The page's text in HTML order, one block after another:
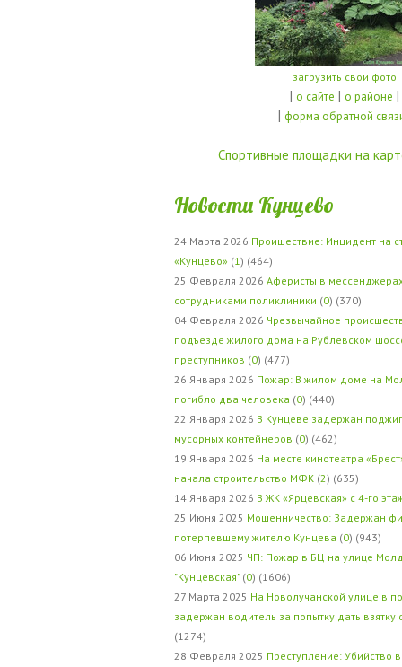
загрузить свои фото
| о сайте | о районе |
| форма обратной
Спортивные площадки на
Новости Кунцево
24 Марта 2026 Проишествие: Инцидент на
«Кунцево» (1 ) (464)
25 Февраля 2026 Аферисты в
сотрудниками поликлиники (0) (370)
04 Февраля 2026 Чрезвычайное
подъезде жилого дома на Рублевском
преступников (0) (477)
26 Января 2026 Пожар: В жилом доме на
погибло два человека (0) (440)
22 Января 2026 В Кунцеве задержан
мусорных контейнеров (0) (462)
19 Января 2026 На месте кинотеатра
начала строительство МФК (2) (635)
14 Января 2026 В ЖК «Ярцевская» с 4-го
25 Июня 2025 Мошенничество: Задержан
потерпевшему жителю Кунцева (0) (943)
06 Июня 2025 ЧП: Пожар в БЦ на улице
"Кунцевская" (0) (1606)
27 Марта 2025 На Новолучанской улице в
задержан водитель за попытку дать
(1274)
28 Февраля 2025 Преступление: Убийство